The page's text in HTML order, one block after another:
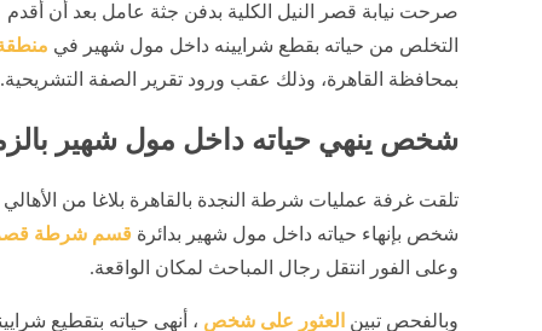
صرحت نيابة قصر النيل الكلية بدفن جثة عامل بعد أن
التخلص من حياته بقطع شرايينه داخل مول شهير في
بمحافظة القاهرة، وذلك عقب ورود تقرير الصفة التشريحية.
شخص ينهي حياته داخل مول شهير
تلقت غرفة عمليات شرطة النجدة بالقاهرة بلاغا من الأهالي
شخص بإنهاء حياته داخل مول شهير بدائرة قسم شرطة قصر
وعلى الفور انتقل رجال المباحث لمكان الواقعة.
وبالفحص تبين العثور على شخص ، أنهى حياته بتقطيع